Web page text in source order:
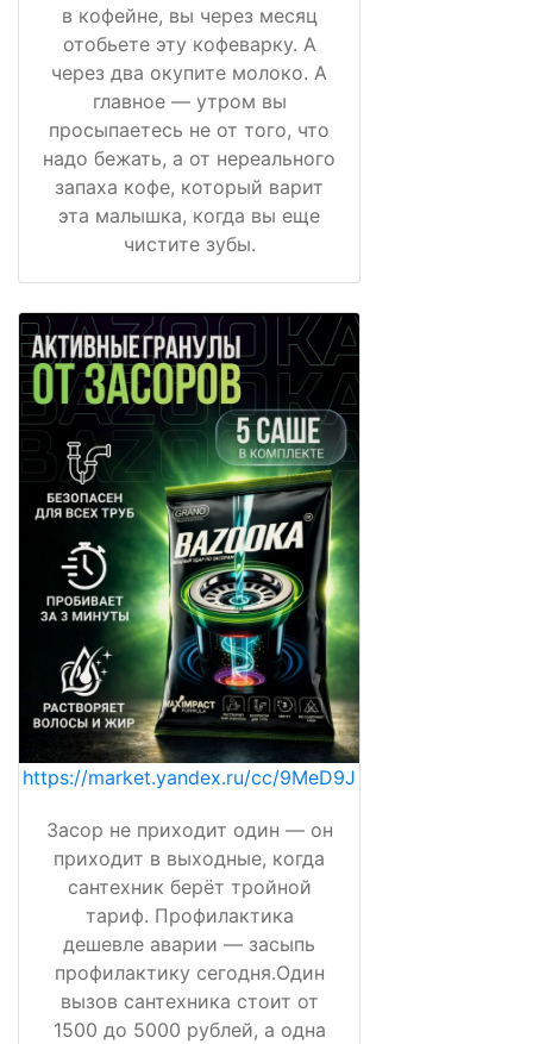
в кофейне, вы через месяц
отобьете эту кофеварку. А
через два окупите молоко. А
главное — утром вы
просыпаетесь не от того, что
надо бежать, а от нереального
запаха кофе, который варит
эта малышка, когда вы еще
чистите зубы.
https://market.yandex.ru/cc/9MeD9J
Засор не приходит один — он
приходит в выходные, когда
сантехник берёт тройной
тариф. Профилактика
дешевле аварии — засыпь
профилактику сегодня.Один
вызов сантехника стоит от
1500 до 5000 рублей, а одна